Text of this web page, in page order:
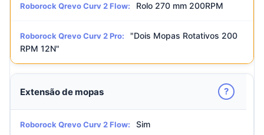
Roborock Qrevo Curv 2 Flow: Rolo 270 mm 200RPM
Roborock Qrevo Curv 2 Pro:
"Dois Mopas Rotativos 200
RPM 12N"
Extensão de mopas ?
Roborock Qrevo Curv 2 Flow: Sim